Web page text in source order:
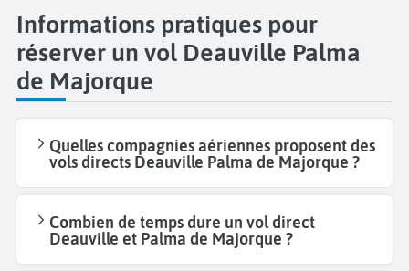
Informations pratiques pour
réserver un vol Deauville Palma
de Majorque
Quelles compagnies aériennes proposent des
vols directs Deauville Palma de Majorque ?
Combien de temps dure un vol direct
Deauville et Palma de Majorque ?